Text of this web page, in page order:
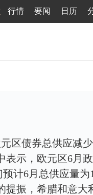
行情 要闻 日历
元区债券总供应减
表示，欧元区6月
计6月总供应量为
提振，希腊和意